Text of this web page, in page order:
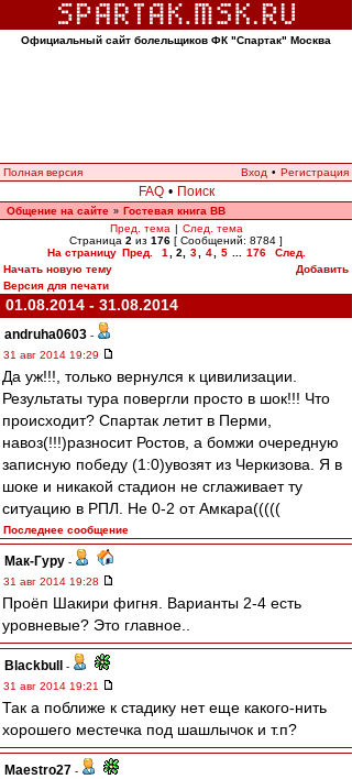
Официальный сайт болельщиков ФК "Спартак" Москва
Полная версия Вход • Регистрация
FAQ • Поиск
Общение на сайте » Гостевая книга ВВ
Пред. тема | След. тема
Страница 2 из 176 [ Сообщений: 8784 ]
На страницу Пред. 1 2 3 4 5 176
След.
Начать новую тему
Добавить
Версия для печати
01.08.2014 - 31.08.2014
andruha0603 -
31 авг 2014 19:29
Да уж!!!, только вернулся к цивилизации.
Результаты тура повергли просто в шок!!! Что
происходит? Спартак летит в Перми,
навоз(!!!)разносит Ростов, а бомжи очередную
записную победу (1:0)увозят из Черкизова. Я в
шоке и никакой стадион не сглаживает ту
ситуацию в РПЛ. Не 0-2 от Амкара(((((
Последнее сообщение
Мак-Гуру -
31 авг 2014 19:28
Проёп Шакири фигня. Варианты 2-4 есть
уровневые? Это главное..
Blackbull
-
31 авг 2014 19:21
Так а поближе к стадику нет еще какого-нить
хорошего местечка под шашлычок и т.п?
Maestro27 -